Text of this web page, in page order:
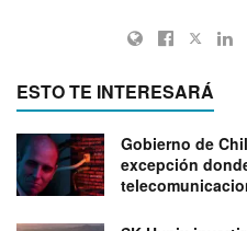
ESTO TE INTERESARÁ
Gobierno de
excepción